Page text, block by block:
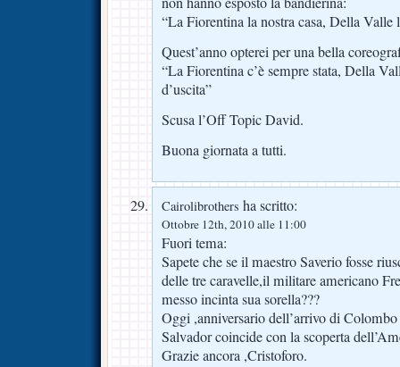
“La Fiorentina la nostra casa, Della Valle
Quest’anno opterei per una bella
“La Fiorentina c’è sempre stata, Della
d’uscita”
Scusa l’Off Topic David.
Buona giornata a tutti.
Cairolibrothers ha scritto:
Ottobre 12th, 2010 alle 11:00
Fuori tema:
Sapete che se il maestro Saverio fosse
delle tre caravelle,il militare americano
messo incinta sua sorella???
Oggi ,anniversario dell’arrivo di
Salvador coincide con la scoperta
Grazie ancora ,Cristoforo.